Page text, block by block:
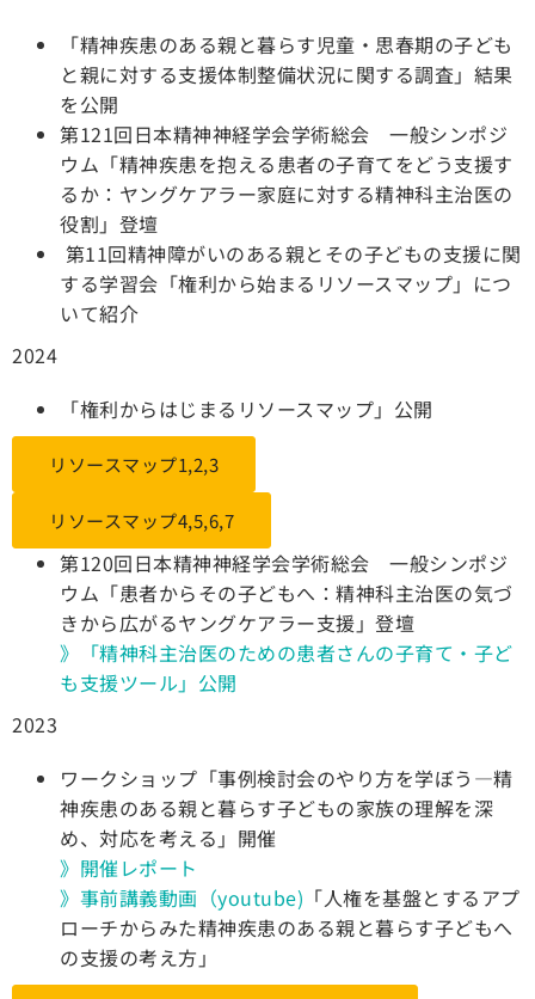
「精神疾患のある親と暮らす児童・思春期の子ども
と親に対する支援体制整備状況に関する調査」結果
を公開
第121回日本精神神経学会学術総会 一般シンポジ
ウム「精神疾患を抱える患者の子育てをどう支援す
るか：ヤングケアラー家庭に対する精神科主治医の
役割」登壇
第11回精神障がいのある親とその子どもの支援に関
する学習会「権利から始まるリソースマップ」につ
いて紹介
2024
「権利からはじまるリソースマップ」公開
リソースマップ1,2,3
リソースマップ4,5,6,7
第120回日本精神神経学会学術総会 一般シンポジ
ウム「患者からその子どもへ：精神科主治医の気づ
きから広がるヤングケアラー支援」登壇
》「精神科主治医のための患者さんの子育て・子ど
も支援ツール」公開
2023
ワークショップ「事例検討会のやり方を学ぼう―精
神疾患のある親と暮らす子どもの家族の理解を深
め、対応を考える」開催
》開催レポート
》事前講義動画（youtube) 「人権を基盤とするアプ
ローチからみた精神疾患のある親と暮らす子どもへ
の支援の考え方」